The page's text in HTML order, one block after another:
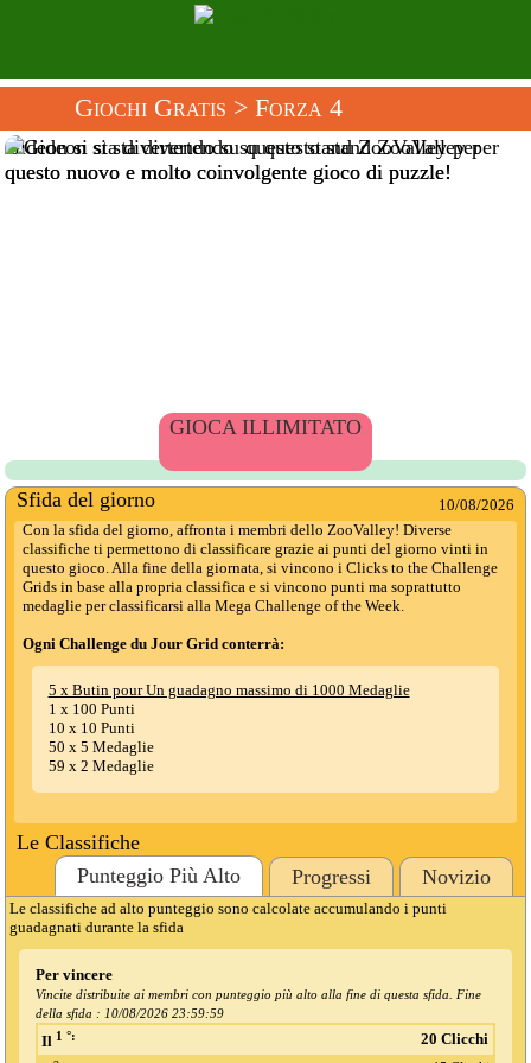
Giochi Gratis > Forza 4
Gideon si sta divertendo su questo stand ZooValley per
questo nuovo e molto coinvolgente gioco di puzzle!
GIOCA ILLIMITATO
Sfida del giorno
10/08/2026
Con la sfida del giorno, affronta i membri dello ZooValley! Diverse
classifiche ti permettono di classificare grazie ai punti del giorno vinti in
questo gioco. Alla fine della giornata, si vincono i Clicks to the Challenge
Grids in base alla propria classifica e si vincono punti ma soprattutto
medaglie per classificarsi alla Mega Challenge of the Week.
Ogni Challenge du Jour Grid conterrà:
5 x Butin pour Un guadagno massimo di 1000 Medaglie
1 x 100 Punti
10 x 10 Punti
50 x 5 Medaglie
59 x 2 Medaglie
Le Classifiche
Punteggio Più Alto
Progressi Novizio
Le classifiche ad alto punteggio sono calcolate accumulando i punti
guadagnati durante la sfida
Per vincere
Vincite distribuite ai membri con punteggio più alto alla fine di questa sfida. Fine
della sfida : 10/08/2026 23:59:59
Il 1 °: 20 Clicchi